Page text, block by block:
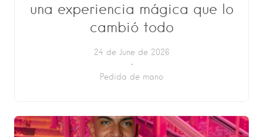
una experiencia mágica que lo
cambió todo
24 de June de 2026
Pedida de mano